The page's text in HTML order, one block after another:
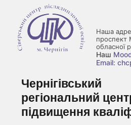
Наша
проспект
обласної
Наш
Email:
Чернігівський
регіональний
підвищення